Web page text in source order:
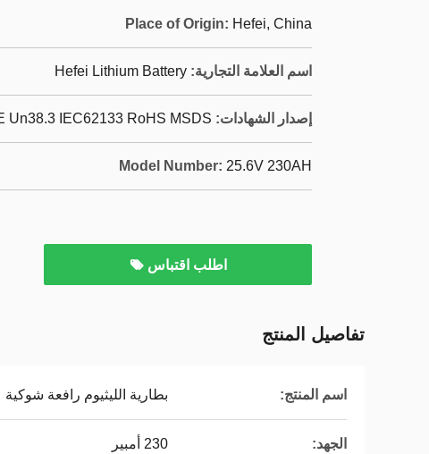
Place of Origin: Hefei, China
اسم العلامة التجارية: Hefei Lithium Battery
إصدار الشهادات: Un38.3 IEC62133 RoHS MSDS
Model Number: 25.6V 230AH
اطلب اقتباس
تفاصيل المنتج
اسم المنتج: بطارية الليثيوم رافعة شوكية
الجهد: 230 أمبير